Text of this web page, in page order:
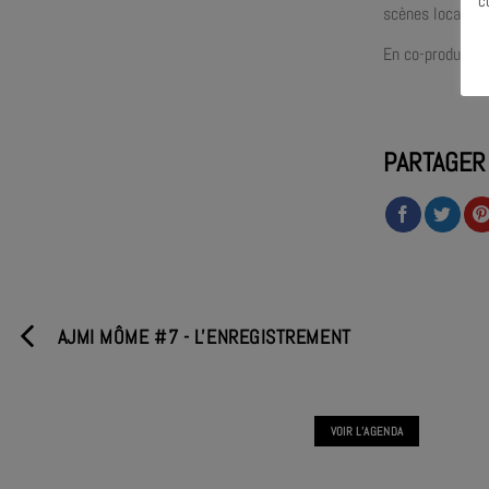
scènes locales
En co-
AJMI MÔME #7 - L'ENREGISTREMENT
VOIR L'AGENDA